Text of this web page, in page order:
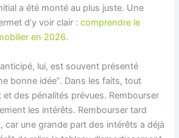
a été monté au plus juste. Une
d’y voir clair :comprendre le
en 2026.
lui, est souvent présenté
bonne idée”. Dans les faits, tout
des pénalités prévues. Rembourser
les intérêts. Rembourser tard
car une grande part des intérêts a déjà